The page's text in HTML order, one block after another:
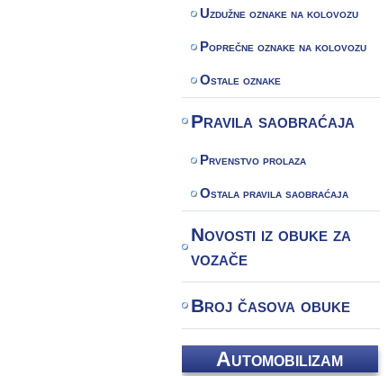
Uzdužne oznake na kolovozu
Poprečne oznake na kolovozu
Ostale oznake
Pravila saobraćaja
Prvenstvo prolaza
Ostala pravila saobraćaja
Novosti iz obuke za
vozače
Broj časova obuke
Automobilizam